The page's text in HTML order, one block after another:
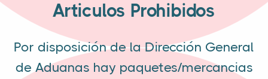
Articulos Prohibidos
Por disposición de la Dirección General
de Aduanas hay paquetes/mercancias